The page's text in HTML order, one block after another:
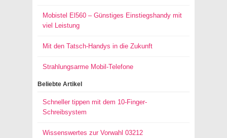
Mobistel El560 – Günstiges Einstiegshandy mit
viel Leistung
Mit den Tatsch-Handys in die Zukunft
Strahlungsarme Mobil-Telefone
Beliebte Artikel
Schneller tippen mit dem 10-Finger-
Schreibsystem
Wissenswertes zur Vorwahl 03212